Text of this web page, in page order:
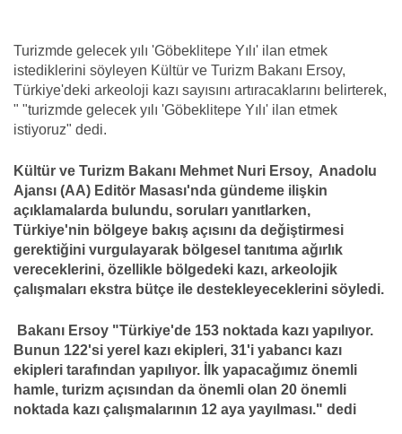
Turizmde gelecek yılı 'Göbeklitepe Yılı' ilan etmek
istediklerini söyleyen Kültür ve Turizm Bakanı Ersoy,
Türkiye'deki arkeoloji kazı sayısını artıracaklarını belirterek,
" "turizmde gelecek yılı 'Göbeklitepe Yılı' ilan etmek
istiyoruz" dedi.
Kültür ve Turizm Bakanı Mehmet Nuri Ersoy, Anadolu
Ajansı (AA) Editör Masası'nda gündeme ilişkin
açıklamalarda bulundu, soruları yanıtlarken,
Türkiye'nin bölgeye bakış açısını da değiştirmesi
gerektiğini vurgulayarak bölgesel tanıtıma ağırlık
vereceklerini, özellikle bölgedeki kazı, arkeolojik
çalışmaları ekstra bütçe ile destekleyeceklerini söyledi.
Bakanı Ersoy "Türkiye'de 153 noktada kazı yapılıyor.
Bunun 122'si yerel
kazı ekipleri, 31'i yabancı kazı
ekipleri tarafından yapılıyor. İlk yapacağımız önemli
hamle, turizm açısından da önemli olan 20 önemli
noktada kazı çalışmalarının 12 aya yayılması." dedi